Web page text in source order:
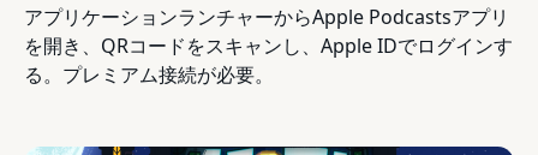
アプリケーションランチャーからApple Podcastsアプリ
を開き、QRコードをスキャンし、Apple IDでログインす
る。プレミアム接続が必要。